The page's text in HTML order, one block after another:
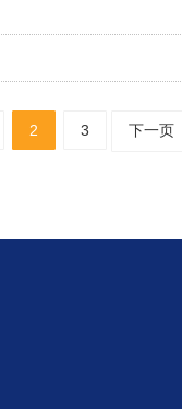
2 3 下一页